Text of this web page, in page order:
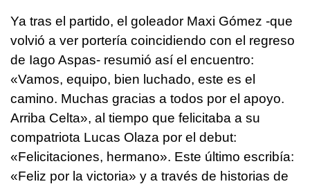
Ya tras el partido, el goleador Maxi Gómez -que
volvió a ver portería coincidiendo con el regreso
de Iago Aspas- resumió así el encuentro:
«Vamos, equipo, bien luchado, este es el
camino. Muchas gracias a todos por el apoyo.
Arriba Celta», al tiempo que felicitaba a su
compatriota Lucas Olaza por el debut:
«Felicitaciones, hermano». Este último escribía:
«Feliz por la victoria» y a través de historias de